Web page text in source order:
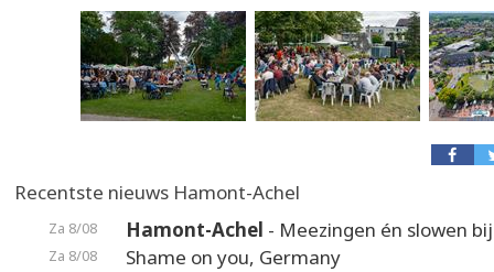
Recentste nieuws Hamont-Achel
Za 8/08 Hamont-Achel - Meezingen én slowen
Za 8/08 Shame on you, Germany